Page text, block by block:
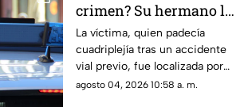
crimen? Su hermano la
encuentra MUERTA,
pero la postura de su
cuerpo desata
sospechas
La víctima, quien padecía
cuadriplejía tras un accidente
vial previo, fue localizada por
su hermano; las autoridades
agosto 04, 2026 10:58 a. m.